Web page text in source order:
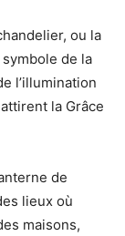
ou la
de la
l’illumination
la Grâce
de
lieux où
maisons,